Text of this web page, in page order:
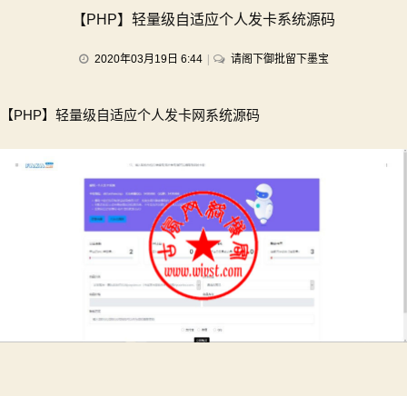
【PHP】轻量级自适应个人发卡系统源码
2020年03月19日 6:44 请阁下御批留下墨宝on
源
【PHP】轻量级自适应个人发卡网系统源码